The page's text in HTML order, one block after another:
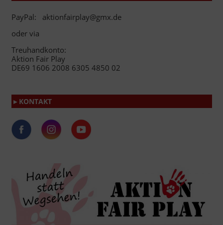
PayPal: aktionfairplay@gmx.de
oder via
Treuhandkonto:
Aktion Fair Play
DE69 1606 2008 6305 4850 02
▸ KONTAKT